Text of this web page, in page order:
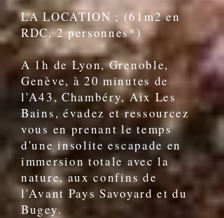
LA LOCATION ; (61m2 en
RDC, 2 personnes*)
A 1h de Lyon, Grenoble,
Genève, à 20 minutes de
l'A43, Chambéry, Aix Les
Bains, évadez et ressourcez
vous en prenant le temps
d'une insolite escapade en
immersion totale avec la
nature, aux confins de
l'Avant Pays Savoyard et du
Bugey.